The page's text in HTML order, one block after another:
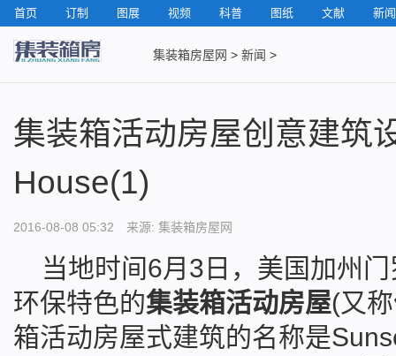
首页 订制 图展 视频 科普 图纸 文献 新闻
集装箱房屋网 > 新闻 >
集装箱活动房屋创意建筑
House(1)
2016-08-08 05:32 来源: 集装箱房屋网
当地时间6月3日，美国加州
环保特色的集装箱活动房屋(又称
箱活动房屋式建筑的名称是